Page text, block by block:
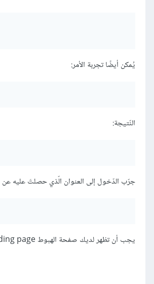
يُمكن أيضًا تجربة الأمر:
النّتيجة:
جرّب الدّخول إلى العنوان الّذي حصلتَ عليه
يجب أن تظهر لديك صفحة الهبوط Landing page الافتراضيّة لـNginx: